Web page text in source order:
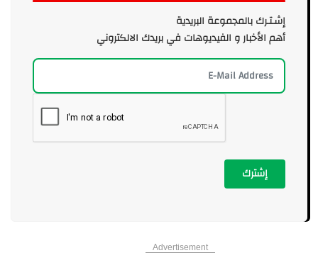
إشـتـرك بالمجموعة البريدية
أهم الأخبار و الفيديوهات في بريدك الالكتروني
إشترك
Advertisement